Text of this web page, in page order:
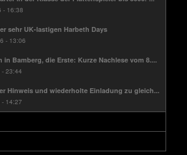
- 16:38
sehr UK-lastigen Harbeth Days
- 13:06
in Bamberg, die Erste: Kurze Nachlese vom 8....
23:44
Hinweis und wiederholte Einladung zu gleich...
14:27